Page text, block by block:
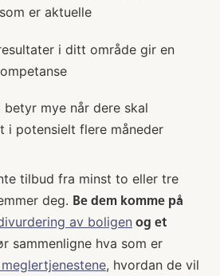
er aktuelle
i ditt område gir en
betyr mye når dere skal
i potensielt flere måneder
tilbud fra minst to eller tre
deg. Be dem komme på
av boligen og et
sammenligne hva som er
, hvordan de vil